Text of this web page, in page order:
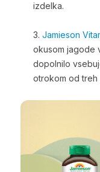
izdelka.
Jamieson
okusom jagode
dopolnilo
otrokom od treh